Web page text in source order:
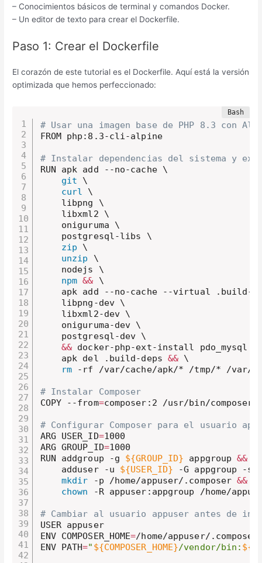
– Conocimientos básicos de terminal y comandos Docker.
– Un editor de texto para crear el Dockerfile.
Paso 1: Crear el Dockerfile
El corazón de este tutorial es el Dockerfile. Aquí está la versión
optimizada que hemos perfeccionado:
# Usar una imagen base de PHP 8.3 con
FROM php:8.3-cli-alpine
# Instalar dependencias del sistema y
RUN apk add --no-cache \
git \
curl \
    libpng \
    libxml2 \
    oniguruma \
    postgresql-libs \
zip \
unzip \
    nodejs \
npm && \
apk add --no-cache --virtual .build-
    libpng-dev \
    libxml2-dev \
    oniguruma-dev \
    postgresql-dev \
&& docker-php-ext-install pdo_mysql
    apk del .build-deps
&& \
rm -rf /var/cache/apk/* /tmp/* /var/
# Instalar Composer
COPY --from=composer:2 /usr/bin/composer
# Configurar Composer para el usuario
ARG USER_ID=1000
ARG GROUP_ID=1000
RUN addgroup -g ${GROUP_ID} appgroup &&
    adduser -u
${USER_ID} -G appgroup -
mkdir -p /home/appuser/.composer &&
chown -R appuser:appgroup /home/
# Cambiar al usuario appuser antes de
USER appuser
ENV COMPOSER_HOME=/home/appuser/.composer
ENV PATH=" ${COMPOSER_HOME}/vendor/bin: